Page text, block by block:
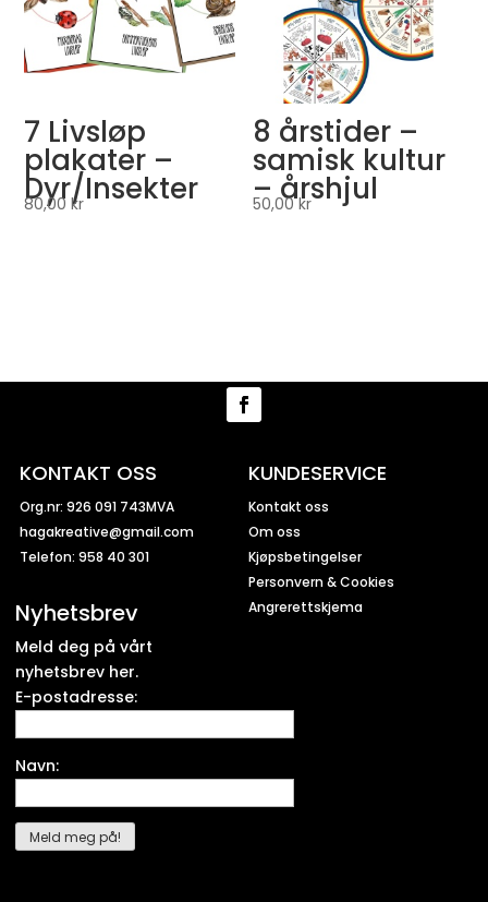
7 Livsløp
plakater –
Dyr/Insekter
80,00kr
8 årstider –
samisk kultur
– årshjul
50,00kr
KONTAKT OSS
Org.nr: 926 091 743MVA
hagakreative@gmail.com
Telefon: 958 40 301
Nyhetsbrev
Meld deg på vårt
nyhetsbrev her.
E-postadresse:
Navn:
KUNDESERVICE
Kontakt oss
Om oss
Kjøpsbetingelser
Personvern & Cookies
Angrerettskjema